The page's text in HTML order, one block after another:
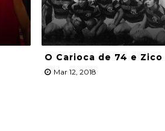
O Carioca de 74 e Zico
Mar 12, 2018